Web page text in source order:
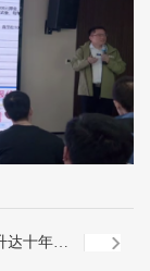
十年总